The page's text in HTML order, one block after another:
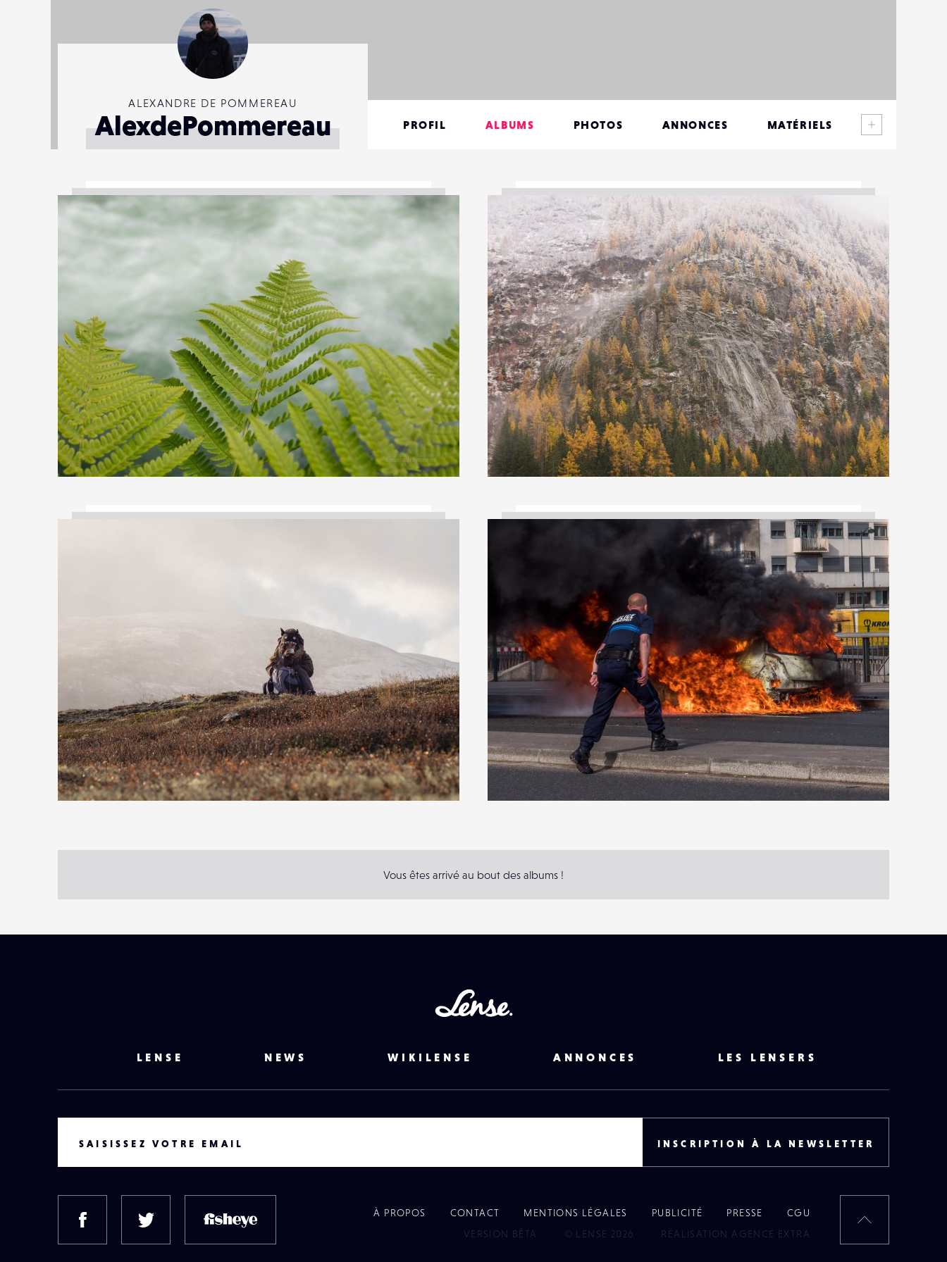
ALEXANDRE DE POMMEREAU
AlexdePommereau PROFIL ALBUMS PHOTOS ANNONCES MATÉRIELS
ÉVÉNEMENTS
FAVORIS
Vous êtes arrivé au bout des albums !
LENSE NEWS WIKILENSE ANNONCES LES LENSERS
SAISISSEZ VOTRE EMAIL INSCRIPTION À LA NEWSLETTER
FACEBOOK TWITTER
À PROPOS CONTACT MENTIONS LÉGALES PUBLICITÉ PRESSE
CGU
VERSION BÊTA
© LENSE 2026 RÉALISATION AGENCE EXTRA